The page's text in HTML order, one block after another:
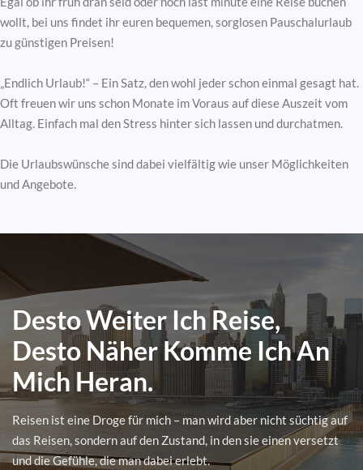
wollt, bei uns findet ihr euren bequemen, sorglosen Pauschalurlaub
zu günstigen Preisen!
„Endlich Urlaub!“ – Ein Satz, den wohl jeder schon einmal gesagt hat.
Oft freuen wir uns schon Monate im Voraus auf diese Auszeit vom
Alltag. Einfach mal den Stress hinter sich lassen und durchatmen.
Die Urlaubswünsche sind dabei vielfältig wie unser Möglichkeiten
und Angebote.
Desto Weiter Ich Reise,
Desto Näher Komme Ich An
Mich Heran.
Reisen ist eine Droge für mich – man wird aber nicht süchtig auf
das Reisen, sondern auf den Zustand, in den sie einen versetzt
und die Gefühle, die man dabei erlebt.